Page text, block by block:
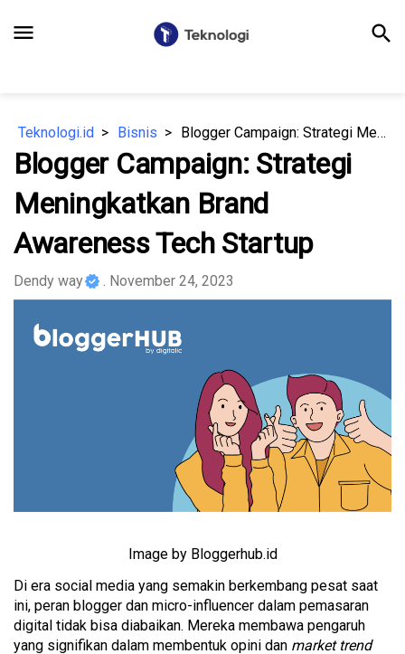
menu search
Teknologi.id Bisnis Blogger Campaign: Strategi Meningkatkan Brand Awareness Tech Startup
Blogger Campaign: Strategi
Meningkatkan Brand
Awareness Tech Startup
Dendy way . November 24, 2023
Image by Bloggerhub.id
Di era social media yang semakin berkembang pesat saat
ini, peran blogger dan micro-influencer dalam pemasaran
digital tidak bisa diabaikan. Mereka membawa pengaruh
yang signifikan dalam membentuk opini dan market trend